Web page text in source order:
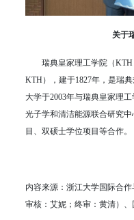
关于
瑞典皇家理工学院（KTH
KTH），建于1827年，是瑞
大学于2003年与瑞典皇家理
光子学和清洁能源联合研究
目、双硕士学位项目等合作。
内容来源：浙江大学国际合
审核：艾妮；终审：黄清）